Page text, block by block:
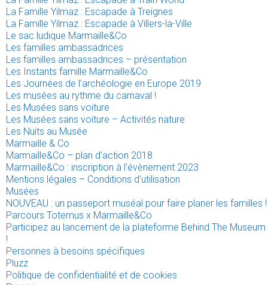
La Famille Yilmaz : Escapade à Treignes
La Famille Yilmaz : Escapade à Villers-la-Ville
Le sac ludique Marmaille&Co
Les familles ambassadrices
Les familles ambassadrices – présentation
Les Instants famille Marmaille&Co
Les Journées de l’archéologie en Europe 2019
Les musées au rythme du carnaval !
Les Musées sans voiture
Les Musées sans voiture – Activités nature
Les Nuits au Musée
Marmaille & Co
Marmaille&Co – plan d’action 2018
Marmaille&Co : inscription à l’évènement 2023
Mentions légales – Conditions d’utilisation
Musées
NOUVEAU : un passeport muséal pour faire planer les familles !
Parcours Totemus x Marmaille&Co
Participez au lancement de la plateforme Behind The Museum
!
Personnes à besoins spécifiques
Pluzz
Politique de confidentialité et de cookies